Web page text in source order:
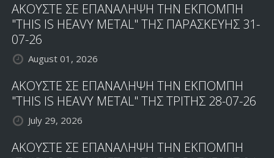
ΑΚΟΥΣΤΕ ΣΕ ΕΠΑΝΑΛΗΨΗ ΤΗΝ ΕΚΠΟΜΠΗ
"THIS IS HEAVY METAL" ΤΗΣ ΠΑΡΑΣΚΕΥΗΣ 31-
07-26
August 01, 2026
ΑΚΟΥΣΤΕ ΣΕ ΕΠΑΝΑΛΗΨΗ ΤΗΝ ΕΚΠΟΜΠΗ
"THIS IS HEAVY METAL" ΤΗΣ ΤΡΙΤΗΣ 28-07-26
July 29, 2026
ΑΚΟΥΣΤΕ ΣΕ ΕΠΑΝΑΛΗΨΗ ΤΗΝ ΕΚΠΟΜΠΗ